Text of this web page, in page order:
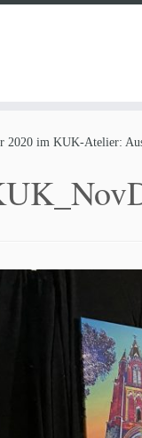
2020 im KUK-Atelier: